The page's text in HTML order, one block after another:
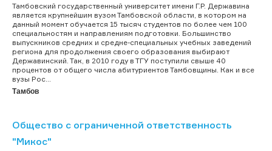
Тамбовский государственный университет имени Г.Р. Державина
является крупнейшим вузом Тамбовской области, в котором на
данный момент обучается 15 тысяч студентов по более чем 100
специальностям и направлениям подготовки. Большинство
выпускников средних и средне-специальных учебных заведений
региона для продолжения своего образования выбирают
Державинский. Так, в 2010 году в ТГУ поступили свыше 40
процентов от общего числа абитуриентов Тамбовщины. Как и все
вузы Рос...
Тамбов
Общество с ограниченной ответственность
"Микос"